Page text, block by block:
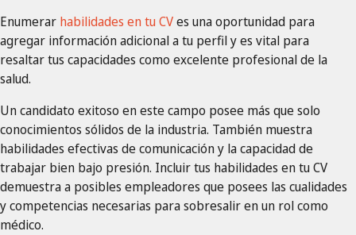
Enumerar habilidades en tu CVes una oportunidad para
agregar información adicional a tu perfil y es vital para
resaltar tus capacidades como excelente profesional de la
salud.
Un candidato exitoso en este campo posee más que solo
conocimientos sólidos de la industria. También muestra
habilidades efectivas de comunicación y la capacidad de
trabajar bien bajo presión. Incluir tus habilidades en tu CV
demuestra a posibles empleadores que posees las cualidades
y competencias necesarias para sobresalir en un rol como
médico.